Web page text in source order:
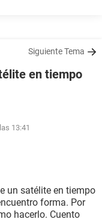
Siguiente Tema
en tiempo
13:41
un satélite en tiempo
forma. Por
hacerlo. Cuento